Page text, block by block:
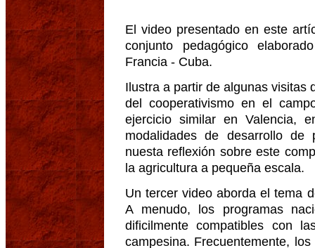
El video presentado en este
conjunto pedagógico
Francia - Cuba.
Ilustra a partir de algunas visitas
del cooperativismo en el
ejercicio similar en Valencia,
modalidades de desarrollo de
nuesta reflexión sobre este
la agricultura a pequeña escala.
Un tercer video aborda el tema
A menudo, los programas
dificilmente compatibles con
campesina. Frecuentemente,